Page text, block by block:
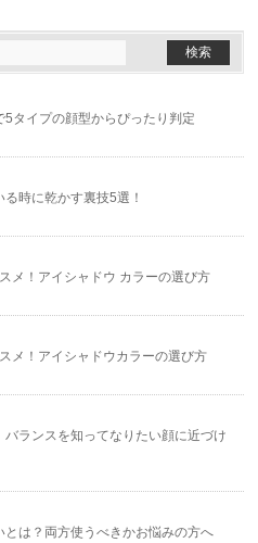
タイプの顔型からぴったり判定
時に乾かす裏技5選！
メ！アイシャドウ カラーの選び方
メ！アイシャドウカラーの選び方
ランスを知ってなりたい顔に近づけ
とは？両方使うべきかお悩みの方へ